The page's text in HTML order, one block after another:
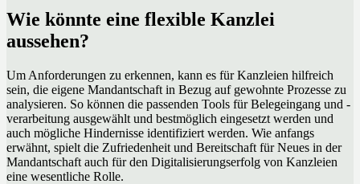
Wie könnte eine flexible Kanzlei
aussehen?
Um Anforderungen zu erkennen, kann es für Kanzleien hilfreich
sein, die eigene Mandantschaft in Bezug auf gewohnte Prozesse zu
analysieren. So können die passenden Tools für Belegeingang und -
verarbeitung ausgewählt und bestmöglich eingesetzt werden und
auch mögliche Hindernisse identifiziert werden. Wie anfangs
erwähnt, spielt die Zufriedenheit und Bereitschaft für Neues in der
Mandantschaft auch für den Digitalisierungserfolg von Kanzleien
eine wesentliche Rolle.